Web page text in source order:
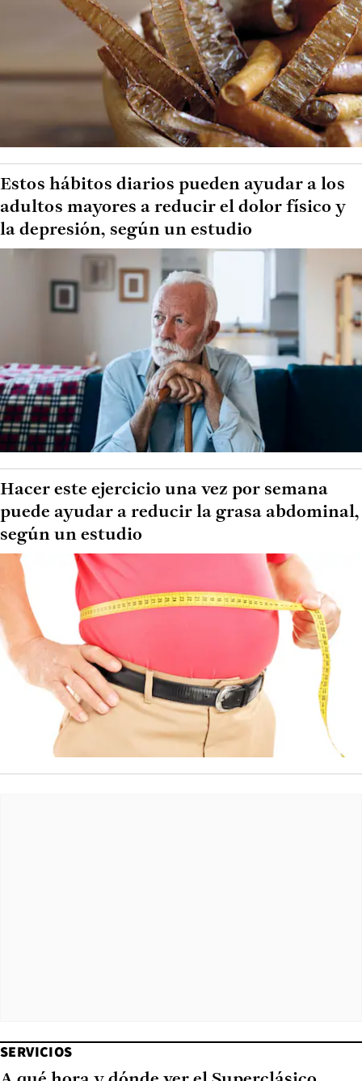
Estos hábitos diarios pueden ayudar a los
adultos mayores a reducir el dolor físico y
la depresión, según un estudio
Hacer este ejercicio una vez por semana
puede ayudar a reducir la grasa abdominal,
según un estudio
SERVICIOS